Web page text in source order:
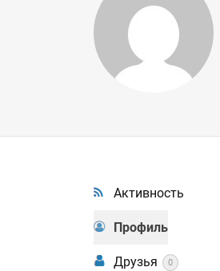
Активность
Профиль
Друзья 0